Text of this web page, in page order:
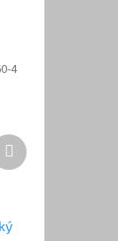
4
Další
produkt